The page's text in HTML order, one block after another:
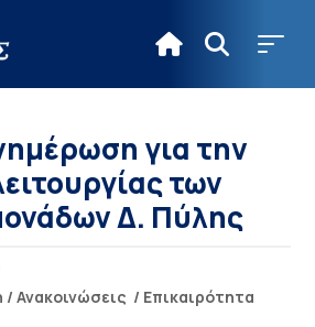
για την
των
Δ. Πύλης
/Ανακοινώσεις / Επικαιρότητα